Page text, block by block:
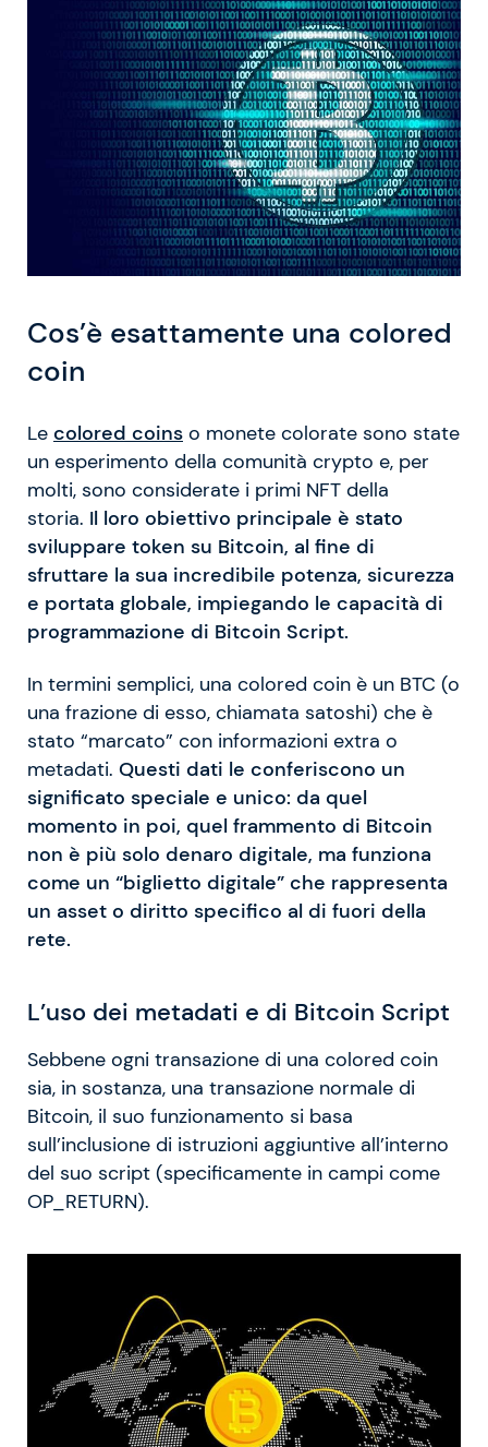
Cos’è esattamente una colored
coin
Le colored coins o monete colorate sono state
un esperimento della comunità crypto e, per
molti, sono considerate i primi NFT della
storia. Il loro obiettivo principale è stato
sviluppare token su Bitcoin, al fine di
sfruttare la sua incredibile potenza, sicurezza
e portata globale, impiegando le capacità di
programmazione di Bitcoin Script.
In termini semplici, una colored coin è un BTC (o
una frazione di esso, chiamata satoshi) che è
stato “marcato” con informazioni extra o
metadati. Questi dati le conferiscono un
significato speciale e unico: da quel
momento in poi, quel frammento di Bitcoin
non è più solo denaro digitale, ma funziona
come un “biglietto digitale” che rappresenta
un asset o diritto specifico al di fuori della
rete.
L’uso dei metadati e di Bitcoin Script
Sebbene ogni transazione di una colored coin
sia, in sostanza, una transazione normale di
Bitcoin, il suo funzionamento si basa
sull’inclusione di istruzioni aggiuntive all’interno
del suo script (specificamente in campi come
OP_RETURN).